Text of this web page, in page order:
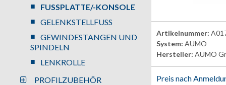
FUSSPLATTE/-KONSOLE
GELENKSTELLFUSS
GEWINDESTANGEN UND
SPINDELN
LENKROLLE
PROFILZUBEHÖR
Artikelnummer:
System: AUMO
Hersteller: AUMO
Preis nach